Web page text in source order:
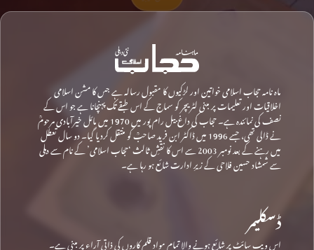
ماہ نامہ حجاب اسلامی خواتین اور لڑکیوں کا مقبول رسالہ ہے جس کا مشن اسلامی
اخلاقیات اور تعلیمات پر مبنی لٹریچر کو سماج کے اس طبقے تک پہنچانا ہے جو اس کے
نصف کی نمائندہ ہے۔ حجاب کی داغ بیل رام پور میں 1970 میں مائل خیرآبادی مرحومؒ
نے ڈالی تھی، جسے 1996 میں ڈاکٹر ابن فرید صاحبؒ کو منتقل کردیا گیا۔ دو سال تعطل
میں رہنے کے بعد نومبر 2003 سے اس کا نقشِ ثالث ‘حجاب اسلامی’ کے نام سے دہلی
سے شمشاد حسین فلاحی کے زیرِ ادارت شائع ہو رہا ہے۔
ڈسکلیمر
اس ویب سائٹ پر شائع ہونے والا تمام مواد قلم کاروں کی ذاتی آراء پر مبنی ہے۔